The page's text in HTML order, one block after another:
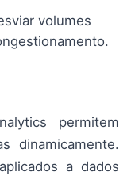
volumes
permitem
dinamicamente.
a dados